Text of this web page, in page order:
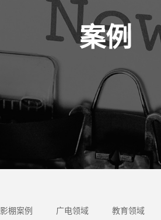
案例
影棚案例 广电领域 教育领域